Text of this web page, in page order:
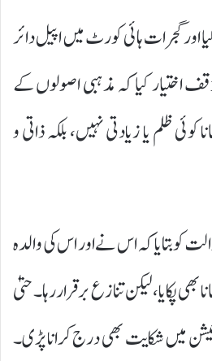
اور گجرات ہائی کورٹ میں اپیل دائر
اختیار کیا کہ مذہبی اصولوں کے
کوئی ظلم یا زیادتی نہیں، بلکہ ذاتی و
بتایا کہ اس نے اور اس کی والدہ
پکایا، لیکن تنازع برقرار رہا۔ حتیٰ
میں شکایت بھی درج کرانا پڑی۔